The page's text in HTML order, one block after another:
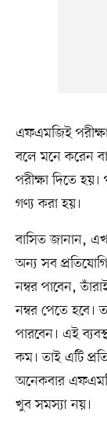
এফএমজিই
বলে মনে করেন
পরীক্ষা দিতে
গণ্য করা হয়।
বাসিত জানান,
অন্য সব
নম্বর পাবেন,
নম্বর পেতে
পারবেন। এই
কম। তাই এটি
অনেকবার
খুব সমস্যা নয়।